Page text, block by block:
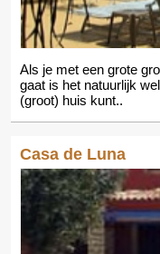
Als je met een grote
gaat is het natuurlijk
(groot) huis kunt..
Casa de Luna